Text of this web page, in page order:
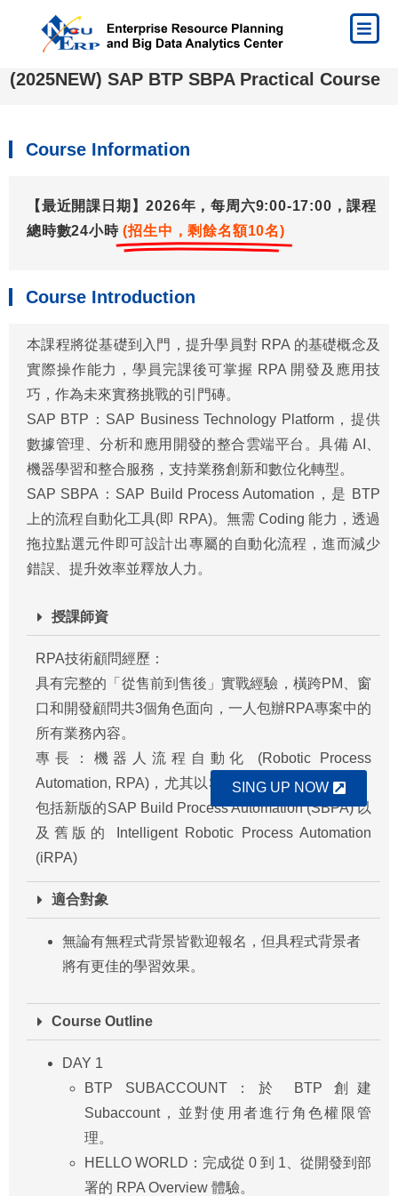
(2025NEW) SAP BTP SBPA Practical Course
Course Information
【最近開課日期】2026年，每周六9:00-17:00，課程
總時數24小時 (招生中，剩餘名額10名)
SING UP NOW
Course Introduction
本課程將從基礎到入門，提升學員對 RPA 的基礎概念及
實際操作能力，學員完課後可掌握 RPA 開發及應用技
巧，作為未來實務挑戰的引門磚。
SAP BTP：SAP Business Technology Platform，提供
數據管理、分析和應用開發的整合雲端平台。具備 AI、
機器學習和整合服務，支持業務創新和數位化轉型。
SAP SBPA：SAP Build Process Automation，是 BTP
上的流程自動化工具(即 RPA)。無需 Coding 能力，透過
拖拉點選元件即可設計出專屬的自動化流程，進而減少
錯誤、提升效率並釋放人力。
授課師資
RPA技術顧問經歷：
具有完整的「從售前到售後」實戰經驗，橫跨PM、窗
口和開發顧問共3個角色面向，一人包辦RPA專案中的
所有業務內容。
專長：機器人流程自動化 (Robotic Process
Automation, RPA)，尤其以SAP的RPA工具為擅長，
包括新版的SAP Build Process Automation (SBPA) 以
及舊版的 Intelligent Robotic Process Automation
(iRPA)
適合對象
無論有無程式背景皆歡迎報名，但具程式背景者
將有更佳的學習效果。
Course Outline
DAY 1
BTP SUBACCOUNT：於 BTP 創建
Subaccount，並對使用者進行角色權限管
理。
HELLO WORLD：完成從 0 到 1、從開發到部
署的 RPA Overview 體驗。